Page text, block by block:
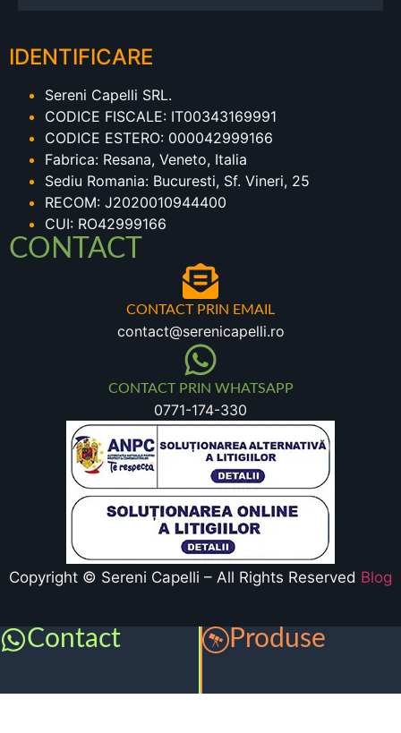
IDENTIFICARE
Sereni Capelli SRL.
CODICE FISCALE: IT00343169991
CODICE ESTERO: 000042999166
Fabrica: Resana, Veneto, Italia
Sediu Romania: Bucuresti, Sf. Vineri, 25
RECOM: J2020010944400
CUI: RO42999166
CONTACT
CONTACT PRIN EMAIL
contact@serenicapelli.ro
CONTACT PRIN WHATSAPP
0771-174-330
Copyright © Sereni Capelli – All Rights Reserved Blog
Contact Produse